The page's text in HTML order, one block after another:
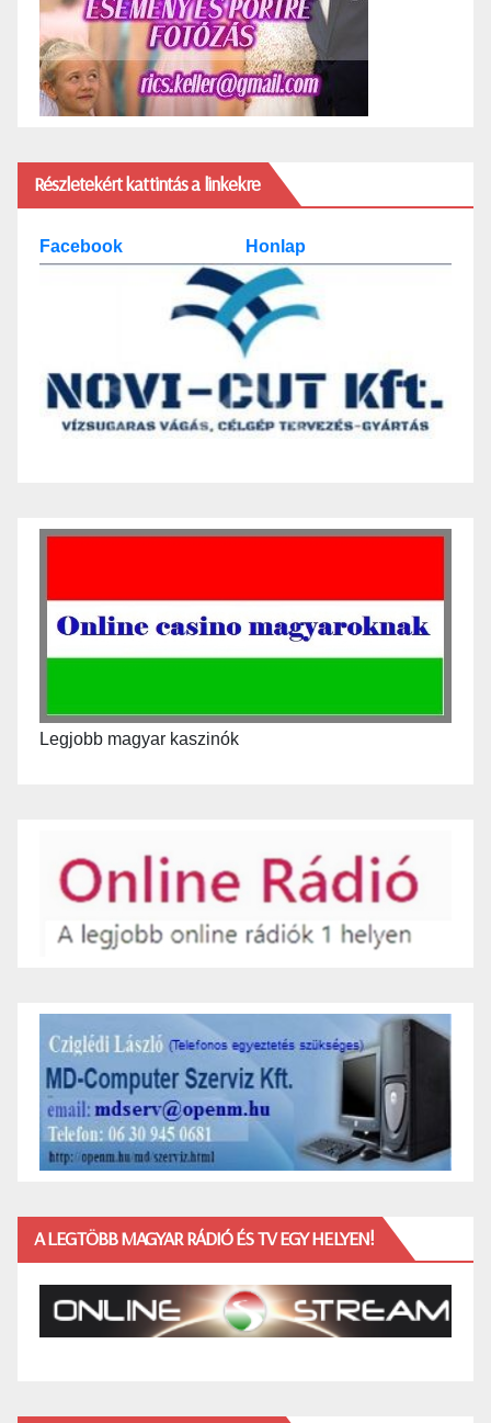
Részletekért kattintás a linkekre
Facebook Honlap
Legjobb magyar kaszinók
A LEGTÖBB MAGYAR RÁDIÓ ÉS TV EGY HELYEN!